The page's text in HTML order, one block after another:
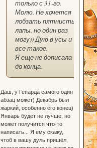
только с 31-го.
Молю. Не хочется
лобзать пятнистые
лапы, но один раз
могу)) Дую в усы и
все такое.
Я еще не дописала
до конца.
Даш, у Гепарда самого один
абзац может) Декабрь был
жаркий, особенно его конец)
Январь будет не лучше, но
может получится что-то
написать... Я ему скажу,
чтоб в вашу дуль пришёл,